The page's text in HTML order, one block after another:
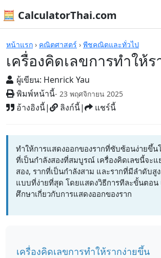
🧮 CalculatorThai.com
หน้าแรก › คณิตศาสตร์ › พีชคณิตและทั่วไป
เครื่องคิดเลขการทำให้ร
ผู้เขียน: Henrick Yau
พิมพ์หน้านี้- 23 พฤศจิกายน 2025
อ้างอิงนี้| ลิงก์นี้| แชร์นี้
เครื่องคิดเลข
ทำให้การแสดงออกของรากที่ซับซ้อนง่ายขึ้น
ที่เป็นกำลังสองที่สมบูรณ์ เครื่องคิดเลขนี้จะแ
สอง, รากที่เป็นกำลังสาม และรากที่มีลำดับสู
แบบที่ง่ายที่สุด โดยแสดงวิธีการทีละขั้นตอน
ศึกษาเกี่ยวกับการแสดงออกของราก
เครื่องคิดเลขการทำให้รากง่ายขึ้น